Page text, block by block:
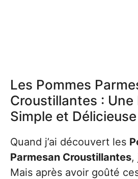
Les Pommes
Croustillantes : Une
Simple et Délicieuse
Quand j’ai découvert les
Parmesan Croustillantes,
Mais après avoir goûté